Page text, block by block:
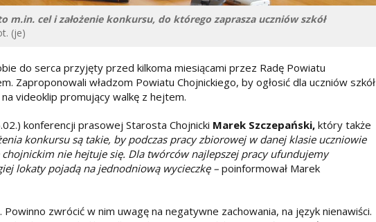
m.in. cel i założenie konkursu, do którego zaprasza uczniów szkół
(je)
do serca przyjęty przed kilkoma miesiącami przez Radę Powiatu
Zaproponowali władzom Powiatu Chojnickiego, by ogłosić dla uczniów szkół
videoklip promujący walkę z hejtem.
konferencji prasowej Starosta Chojnicki Marek Szczepański, który także
konkursu są takie, by podczas pracy zbiorowej w danej klasie uczniowie
nie hejtuje się. Dla twórców najlepszej pracy ufundujemy
lokaty pojadą na jednodniową wycieczkę – poinformował Marek
zwrócić w nim uwagę na negatywne zachowania, na język nienawiści.